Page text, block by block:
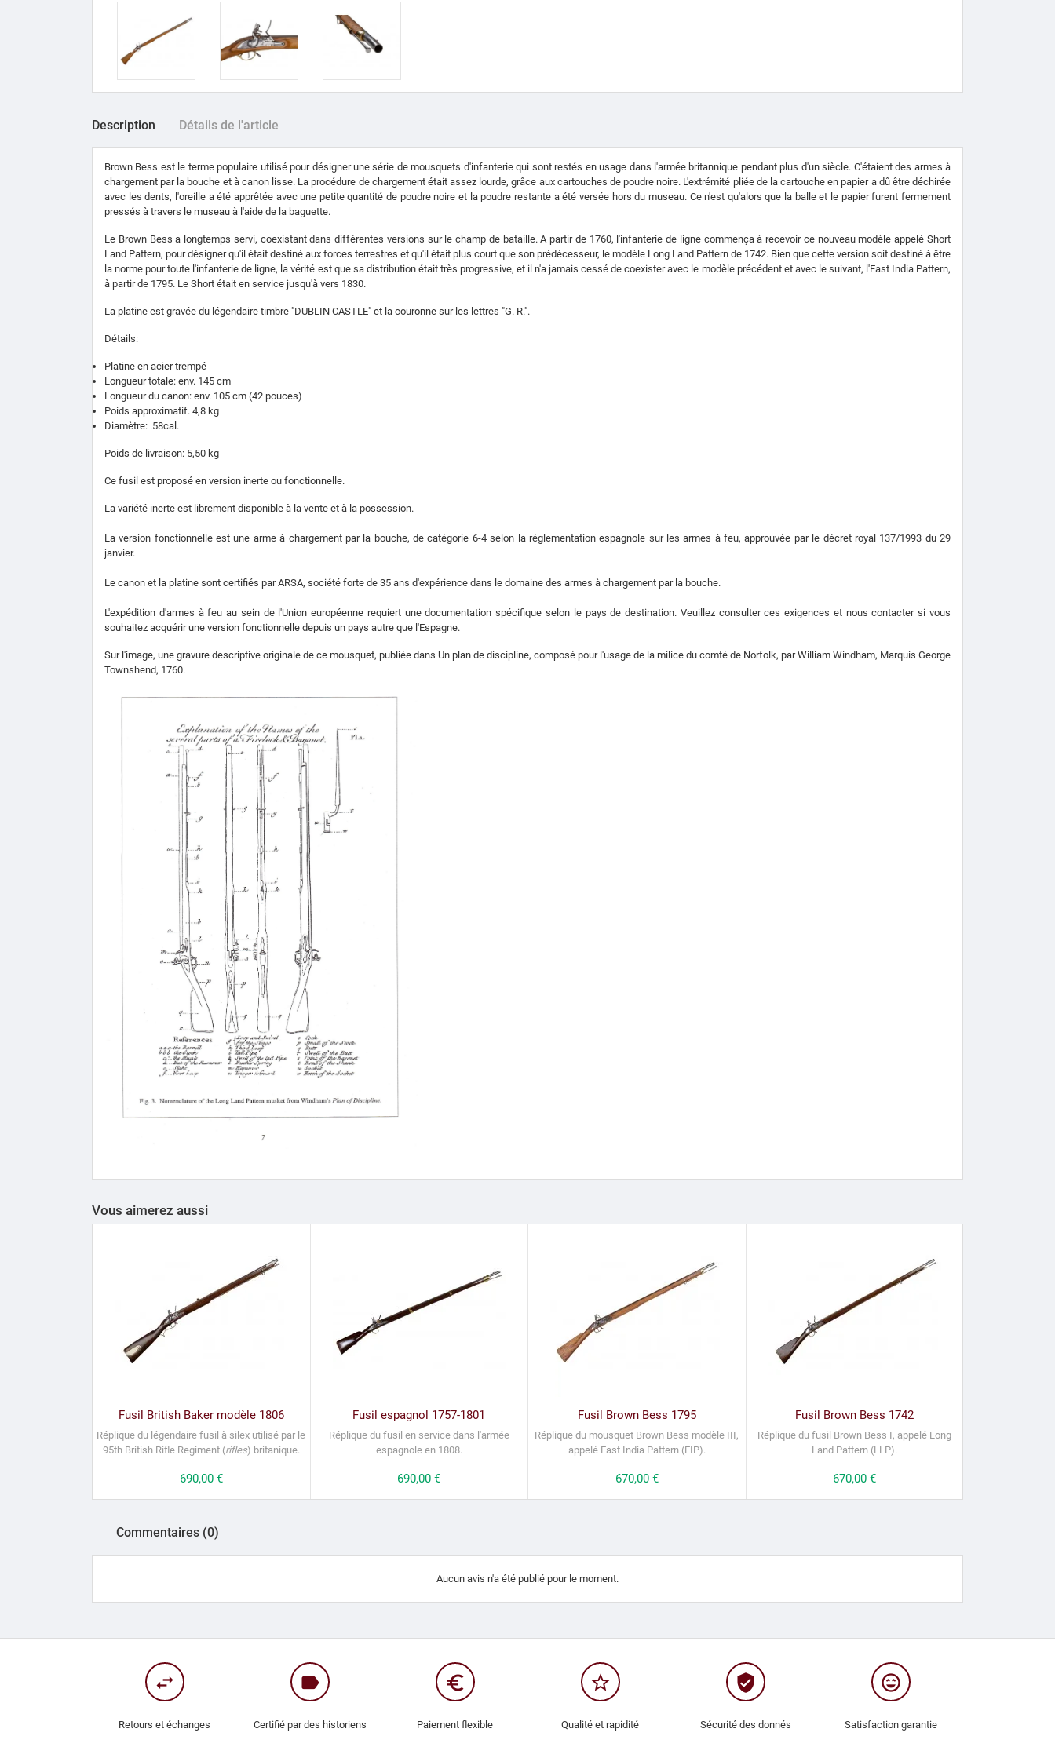
Description Détails de l'article
Brown Bess est le terme populaire utilisé pour désigner une série de mousquets d'infanterie qui sont restés en usage dans l'armée britannique pendant plus d'un siècle. C'étaient des armes à
chargement par la bouche et à canon lisse. La procédure de chargement était assez lourde, grâce aux cartouches de poudre noire. L'extrémité pliée de la cartouche en papier a dû être déchirée
avec les dents, l'oreille a été apprêtée avec une petite quantité de poudre noire et la poudre restante a été versée hors du museau. Ce n'est qu'alors que la balle et le papier furent fermement
pressés à travers le museau à l'aide de la baguette.
Le Brown Bess a longtemps servi, coexistant dans différentes versions sur le champ de bataille. A partir de 1760, l'infanterie de ligne commença à recevoir ce nouveau modèle appelé Short
Land Pattern, pour désigner qu'il était destiné aux forces terrestres et qu'il était plus court que son prédécesseur, le modèle Long Land Pattern de 1742. Bien que cette version soit destiné à être
la norme pour toute l'infanterie de ligne, la vérité est que sa distribution était très progressive, et il n'a jamais cessé de coexister avec le modèle précédent et avec le suivant, l'East India Pattern,
à partir de 1795. Le Short était en service jusqu'à vers 1830.
La platine est gravée du légendaire timbre "DUBLIN CASTLE" et la couronne sur les lettres "G. R.".
Détails:
Platine en acier trempé
Longueur totale: env. 145 cm
Longueur du canon: env. 105 cm (42 pouces)
Poids approximatif. 4,8 kg
Diamètre: .58cal.
Poids de livraison: 5,50 kg
Ce fusil est proposé en version inerte ou fonctionnelle.
La variété inerte est librement disponible à la vente et à la possession.
La version fonctionnelle est une arme à chargement par la bouche, de catégorie 6-4 selon la réglementation espagnole sur les armes à feu, approuvée par le décret royal 137/1993 du 29
janvier.
Le canon et la platine sont certifiés par ARSA, société forte de 35 ans d'expérience dans le domaine des armes à chargement par la bouche.
L'expédition d'armes à feu au sein de l'Union européenne requiert une documentation spécifique selon le pays de destination. Veuillez consulter ces exigences et nous contacter si vous
souhaitez acquérir une version fonctionnelle depuis un pays autre que l'Espagne.
Sur l'image, une gravure descriptive originale de ce mousquet, publiée dans Un plan de discipline, composé pour l'usage de la milice du comté de Norfolk, par William Windham, Marquis George
Townshend, 1760.
Vous aimerez aussi
Fusil British Baker modèle 1806
Réplique du légendaire fusil à silex utilisé par le
95th British Rifle Regiment (rifles) britanique.
Prix
690,00 €
Fusil espagnol 1757-1801
Réplique du fusil en service dans l'armée
espagnole en 1808.
Prix
690,00 €
Fusil Brown Bess 1795
Réplique du mousquet Brown Bess modèle III,
appelé East India Pattern (EIP).
Prix
670,00 €
Fusil Brown Bess 1742
Réplique du fusil Brown Bess I, appelé Long
Land Pattern (LLP).
Prix
670,00 €
Commentaires (0)
Aucun avis n'a été publié pour le moment.
swap_horiz
Retours et échanges
label
Certifié par des historiens
euro_symbol
Paiement flexible
star_border
Qualité et rapidité
verified_user
Sécurité des donnés
sentiment_very_satisfied
Satisfaction garantie